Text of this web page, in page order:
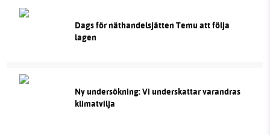
Dags för näthandelsjätten Temu att följa
lagen
Ny undersökning: Vi underskattar varandras
klimatvilja